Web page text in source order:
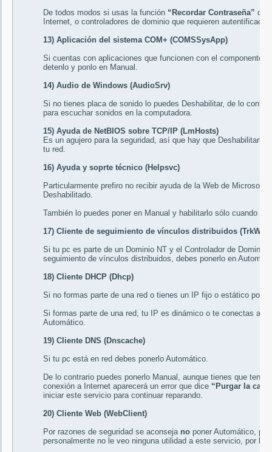
De todos modos si usas la función “Recordar Contraseña” o
Internet, o controladores de dominio que requieren
13) Aplicación del sistema COM+ (COMSSysApp)
Si cuentas con aplicaciones que funcionen con el componente
detenlo y ponlo en Manual .
14) Audio de Windows (AudioSrv)
Si no tienes placa de sonido lo puedes Deshabilitar, de lo
para escuchar sonidos en la computadora.
15) Ayuda de NetBIOS sobre TCP/IP (LmHosts)
Es un agujero para la seguridad, así que hay que Deshabilitarlo
tu red.
16) Ayuda y soprte técnico (Helpsvc)
Particularmente prefiro no recibir ayuda de la Web de
Deshabilitado.
También lo puedes poner en Manual y habilitarlo sólo cuando lo
17) Cliente de seguimiento de vínculos distribuidos (TrkWks)
Si tu pc es parte de un Dominio NT y el Controlador de Dominio
seguimiento de vínculos distribuidos, debes ponerlo en
18) Cliente DHCP (Dhcp)
Si no formas parte de una red o tienes un IP fijo o estático
Si formas parte de una red, tu IP es dinámico o te conectas a
Automático.
19) Cliente DNS (Dnscache)
Si tu pc está en red debes ponerlo Automático.
De lo contrario puedes ponerlo Manual , aunque tienes que tener
conexión a Internet aparecerá un error que dice “Purgar la
iniciar este servicio para continuar reparando.
20) Cliente Web (WebClient)
Por razones de seguridad se aconseja no poner Automático,
personalmente no le veo ninguna utilidad a este servicio, por lo